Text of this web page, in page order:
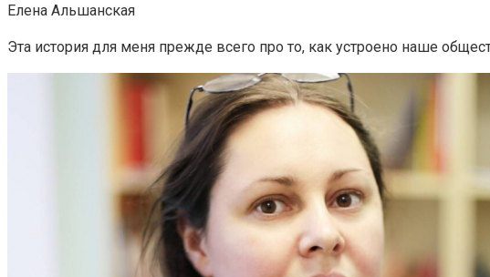
Елена Альшанская
Эта история для меня прежде всего про то, как устроено наше